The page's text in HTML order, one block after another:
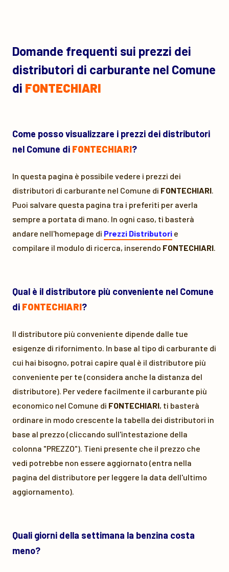
Domande frequenti sui prezzi dei
distributori di carburante nel Comune
di FONTECHIARI
Come posso visualizzare i prezzi dei distributori
nel Comune di FONTECHIARI?
In questa pagina è possibile vedere i prezzi dei
distributori di carburante nel Comune di FONTECHIARI.
Puoi salvare questa pagina tra i preferiti per averla
sempre a portata di mano. In ogni caso, ti basterà
andare nell'homepage di Prezzi Distributori e
compilare il modulo di ricerca, inserendo FONTECHIARI.
Qual è il distributore più conveniente nel Comune
di FONTECHIARI?
Il distributore più conveniente dipende dalle tue
esigenze di rifornimento. In base al tipo di carburante di
cui hai bisogno, potrai capire qual è il distributore più
conveniente per te (considera anche la distanza del
distributore). Per vedere facilmente il carburante più
economico nel Comune di FONTECHIARI, ti basterà
ordinare in modo crescente la tabella dei distributori in
base al prezzo (cliccando sull'intestazione della
colonna "PREZZO"). Tieni presente che il prezzo che
vedi potrebbe non essere aggiornato (entra nella
pagina del distributore per leggere la data dell'ultimo
aggiornamento).
Quali giorni della settimana la benzina costa
meno?